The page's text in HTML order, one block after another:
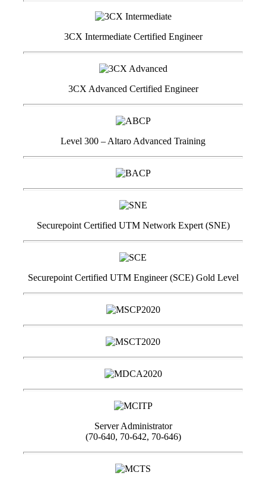
3CX Intermediate Certified Engineer
3CX Advanced Certified Engineer
Level 300 – Altaro Advanced Training
Securepoint Certified UTM Network Expert (SNE)
Securepoint Certified UTM Engineer (SCE) Gold Level
Server Administrator
(70-640, 70-642, 70-646)